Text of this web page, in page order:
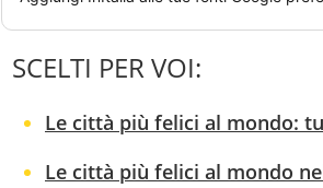
SCELTI PER VOI:
Le città più felici al mondo:
Le città più felici al mondo